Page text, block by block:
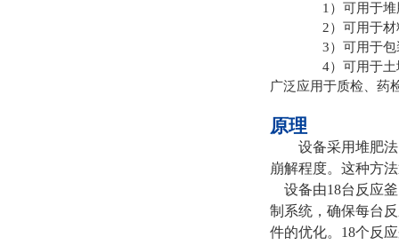
1）可用于
2）可用于
3）可用于
4）可用于
广泛应用于质检、药
原理
设备采用堆肥
崩解程度。这种方
设备由18台反应
制系统，确保每台
件的优化。18个反